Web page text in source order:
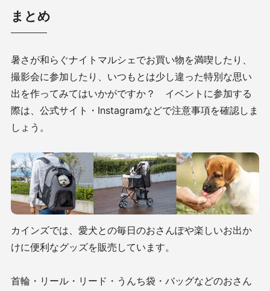
まとめ
暑さが和らぐナイトマルシェでお買い物を満喫したり、
撮影会に参加したり、いつもとは少し違った特別な思い
出を作ってみてはいかがですか？ イベントに参加する
際は、公式サイト・Instagramなどで注意事項を確認しま
しょう。
カインズでは、愛犬との毎日のおさんぽや楽しいお出か
けに便利なグッズを販売しています。
首輪・リール・リード・うんち袋・バッグなどのおさん